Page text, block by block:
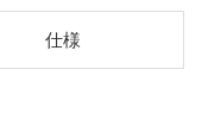
仕様